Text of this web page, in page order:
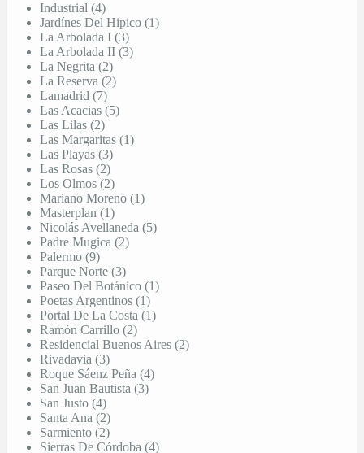
Industrial (4)
Jardínes Del Hipico (1)
La Arbolada I (3)
La Arbolada II (3)
La Negrita (2)
La Reserva (2)
Lamadrid (7)
Las Acacias (5)
Las Lilas (2)
Las Margaritas (1)
Las Playas (3)
Las Rosas (2)
Los Olmos (2)
Mariano Moreno (1)
Masterplan (1)
Nicolás Avellaneda (5)
Padre Mugica (2)
Palermo (9)
Parque Norte (3)
Paseo Del Botánico (1)
Poetas Argentinos (1)
Portal De La Costa (1)
Ramón Carrillo (2)
Residencial Buenos Aires (2)
Rivadavia (3)
Roque Sáenz Peña (4)
San Juan Bautista (3)
San Justo (4)
Santa Ana (2)
Sarmiento (2)
Sierras De Córdoba (4)